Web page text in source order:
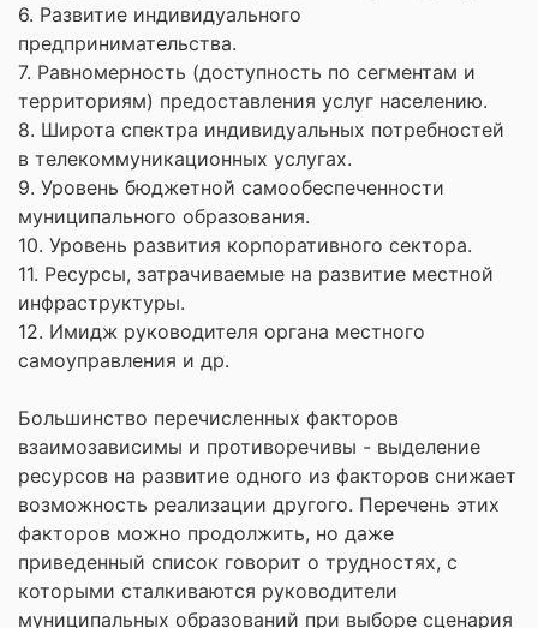
6. Развитие индивидуального
предпринимательства.
7. Равномерность (доступность по сегментам и
территориям) предоставления услуг населению.
8. Широта спектра индивидуальных потребностей
в телекоммуникационных услугах.
9. Уровень бюджетной самообеспеченности
муниципального образования.
10. Уровень развития корпоративного сектора.
11. Ресурсы, затрачиваемые на развитие местной
инфраструктуры.
12. Имидж руководителя органа местного
самоуправления и др.
Большинство перечисленных факторов
взаимозависимы и противоречивы - выделение
ресурсов на развитие одного из факторов снижает
возможность реализации другого. Перечень этих
факторов можно продолжить, но даже
приведенный список говорит о трудностях, с
которыми сталкиваются руководители
муниципальных образований при выборе сценария